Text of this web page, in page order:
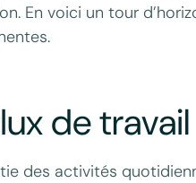
En voici un tour
de travail
des activités